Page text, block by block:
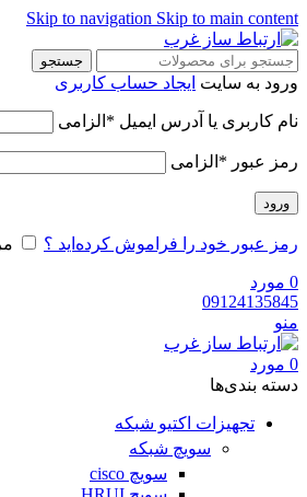
Skip to navigation Skip to main content
جستجو
ورود به سایت ایجاد حساب کاربری
نام کاربری یا آدرس ایمیل * الزامی
رمز عبور * الزامی
ورود
رمز عبور خود را فراموش کرده‌اید ؟
0 مورد
09124135845
منو
0 مورد
دسته‌ بندی‌ها
تجهیزات اکتیو شبکه
سویچ شبکه
سویچ cisco